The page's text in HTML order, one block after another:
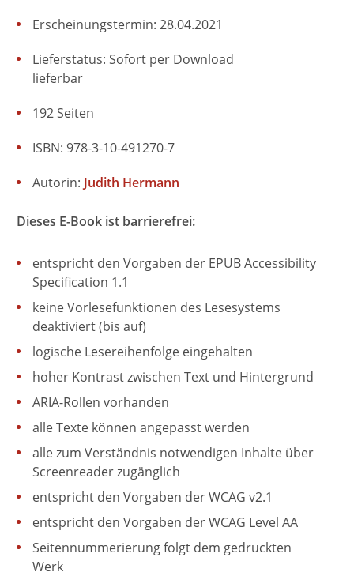
Erscheinungstermin: 28.04.2021
Lieferstatus: Sofort per Download
lieferbar
ISBN: 978-3-10-491270-7
192 Seiten
Autorin: Judith Hermann
Dieses E-Book ist barrierefrei:
entspricht den Vorgaben der EPUB Accessibility
Specification 1.1
keine Vorlesefunktionen des Lesesystems
deaktiviert (bis auf)
logische Lesereihenfolge eingehalten
hoher Kontrast zwischen Text und Hintergrund
ARIA-Rollen vorhanden
alle Texte können angepasst werden
alle zum Verständnis notwendigen Inhalte über
Screenreader zugänglich
entspricht den Vorgaben der WCAG v2.1
entspricht den Vorgaben der WCAG Level AA
Seitennummerierung folgt dem gedruckten
Werk